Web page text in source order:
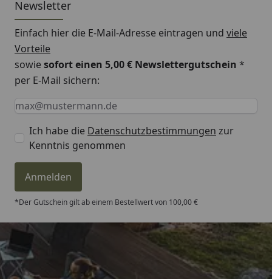
Newsletter
Einfach hier die E-Mail-Adresse eintragen und viele
Vorteile
sowiesofort einen 5,00 € Newslettergutschein *
per E-Mail sichern:
Keine Eingabe erforderlich
Eingabe erforderlich
E-Mail *
Ich habe die Datenschutzbestimmungen zur
Kenntnis genommen
Anmelden
*Der Gutschein gilt ab einem Bestellwert von 100,00 €
Trusted Shops